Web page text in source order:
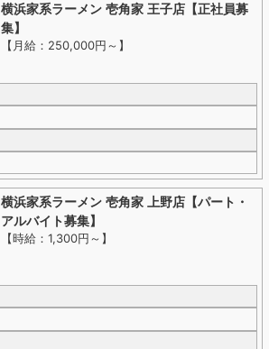
横浜家系ラーメン 壱角家 王子店【正社員募
集】
【月給：250,000円～ 】
横浜家系ラーメン 壱角家 上野店【パート・
アルバイト募集】
【時給：1,300円～ 】